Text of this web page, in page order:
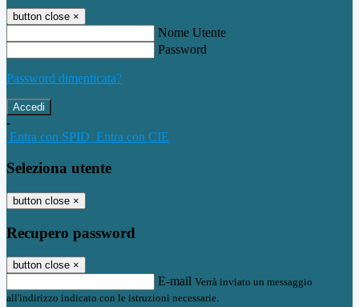
button close ×
Nome Utente
Password
Password dimenticata?
-
Entra con SPID Entra con CIE
Seleziona utente
button close ×
Recupero password
button close ×
E-mail Verrà inviato un messaggio
all'indirizzo indicato con le istruzioni necessarie.